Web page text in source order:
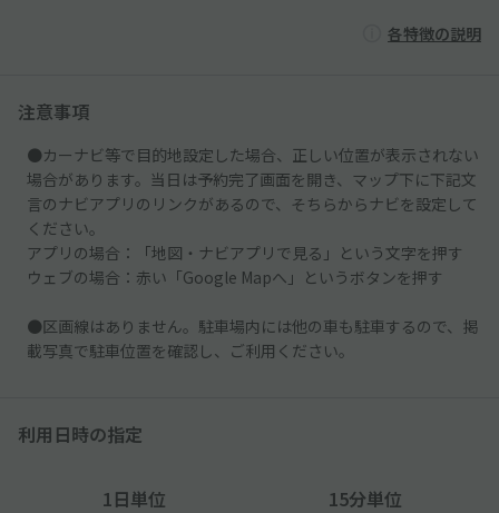
各特徴の説明
注意事項
●カーナビ等で目的地設定した場合、正しい位置が表示されない
場合があります。当日は予約完了画面を開き、マップ下に下記文
言のナビアプリのリンクがあるので、そちらからナビを設定して
ください。
アプリの場合：「地図・ナビアプリで見る」という文字を押す
ウェブの場合：赤い「Google Mapへ」というボタンを押す
●区画線はありません。駐車場内には他の車も駐車するので、掲
載写真で駐車位置を確認し、ご利用ください。
利用日時の指定
1日単位 15分単位